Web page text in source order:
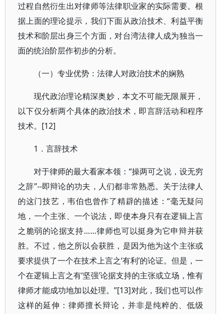
过程自然衍生出对律师等法律职业家的实际需要。根
据上面的理论提示，我们下面从政治技术、利益平衡
技术和阶层出身三个方面，对台湾法律人成为独当一
面的统治阶层作初步的分析。
（一）专业优势：法律人对政治技术的娴熟
现代政治理论精深奥妙，本文不可能无限展开，
以下仅分析两个具体的政治技术，即言辞活动和程序
技术。[12]
1．言辞技术
对于律师的最大看家本领：“操两可之说，设无穷
之辞”--即辩论的功夫，人们都非常熟悉。关于法律人
的这门技艺，韦伯也曾作了精辟的描述：“毫无疑问
地，一个主张、一个说法，即使本身只有在逻辑上言
之脆弱的论据支持……律师也可以挺身为它申辩并获
胜。不过，他之所以会获胜，是因为他为这个主张或
要求提供了一个在技术上言之‘有利’的论证。但是，一
个在逻辑上言之有‘坚强’论据支持的主张或立场，惟有
律师才能成功地加以处理。”[13]对此，我们也可以作
这样的延伸：律师擅长辩论，并非是纯粹的、低级